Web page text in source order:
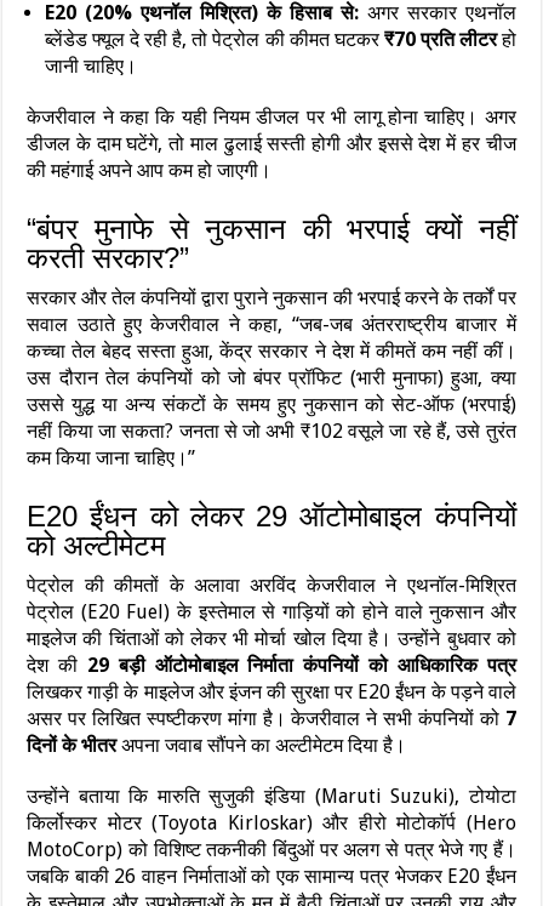
E20 (20% एथनॉल मिश्रित) के हिसाब से:अगर सरकार एथनॉल
ब्लेंडेड फ्यूल दे रही है, तो पेट्रोल की कीमत घटकर₹70 प्रति लीटरहो
जानी चाहिए।
केजरीवाल ने कहा कि यही नियम डीजल पर भी लागू होना चाहिए। अगर
डीजल के दाम घटेंगे, तो माल ढुलाई सस्ती होगी और इससे देश में हर चीज
की महंगाई अपने आप कम हो जाएगी।
“बंपर मुनाफे से नुकसान की भरपाई क्यों नहीं
करती सरकार?”
सरकार और तेल कंपनियों द्वारा पुराने नुकसान की भरपाई करने के तर्कों पर
सवाल उठाते हुए केजरीवाल ने कहा, “जब-जब अंतरराष्ट्रीय बाजार में
कच्चा तेल बेहद सस्ता हुआ, केंद्र सरकार ने देश में कीमतें कम नहीं कीं।
उस दौरान तेल कंपनियों को जो बंपर प्रॉफिट (भारी मुनाफा) हुआ, क्या
उससे युद्ध या अन्य संकटों के समय हुए नुकसान को सेट-ऑफ (भरपाई)
नहीं किया जा सकता? जनता से जो अभी ₹102 वसूले जा रहे हैं, उसे तुरंत
कम किया जाना चाहिए।”
E20 ईंधन को लेकर 29 ऑटोमोबाइल कंपनियों
को अल्टीमेटम
पेट्रोल की कीमतों के अलावा अरविंद केजरीवाल ने एथनॉल-मिश्रित
पेट्रोल (E20 Fuel) के इस्तेमाल से गाड़ियों को होने वाले नुकसान और
माइलेज की चिंताओं को लेकर भी मोर्चा खोल दिया है। उन्होंने बुधवार को
देश की 29 बड़ी ऑटोमोबाइल निर्माता कंपनियों को आधिकारिक पत्र
लिखकर गाड़ी के माइलेज और इंजन की सुरक्षा पर E20 ईंधन के पड़ने वाले
असर पर लिखित स्पष्टीकरण मांगा है। केजरीवाल ने सभी कंपनियों को 7
दिनों के भीतरअपना जवाब सौंपने का अल्टीमेटम दिया है।
उन्होंने बताया कि मारुति सुजुकी इंडिया (Maruti Suzuki), टोयोटा
किर्लोस्कर मोटर (Toyota Kirloskar) और हीरो मोटोकॉर्प (Hero
MotoCorp) को विशिष्ट तकनीकी बिंदुओं पर अलग से पत्र भेजे गए हैं।
जबकि बाकी 26 वाहन निर्माताओं को एक सामान्य पत्र भेजकर E20 ईंधन